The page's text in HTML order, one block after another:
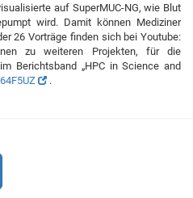
auf SuperMUC-NG, wie Blut
wird. Damit können Mediziner
26 Vorträge finden sich bei Youtube:
zu weiteren Projekten, für die
Berichtsband „HPC in Science and
.